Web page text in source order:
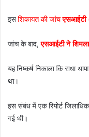
इसशिकायत की जांचएसआईटी
जांच के बाद,एसआईटी ने शिमला
यह निष्कर्ष निकाला कि राधा
था।
इस संबंध में एक रिपोर्ट
गई थी।